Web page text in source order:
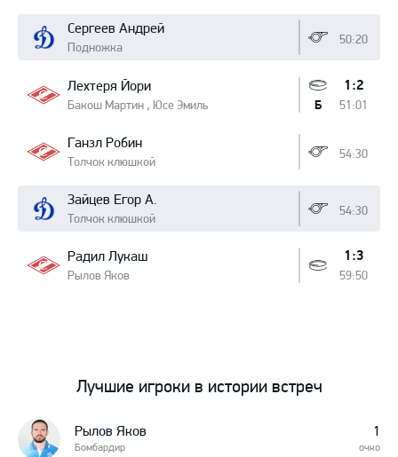
Сергеев Андрей
Подножка
50:20
Лехтеря Йори
Бакош Мартин , Юсе Эмиль
1:2
51:01
Б
Ганзл Робин
Толчок клюшкой
54:30
Зайцев Егор А.
Толчок клюшкой
54:30
Радил Лукаш
Рылов Яков
1:3
59:50
Лучшие игроки в истории встреч
1
очко
Рылов Яков
Бомбардир